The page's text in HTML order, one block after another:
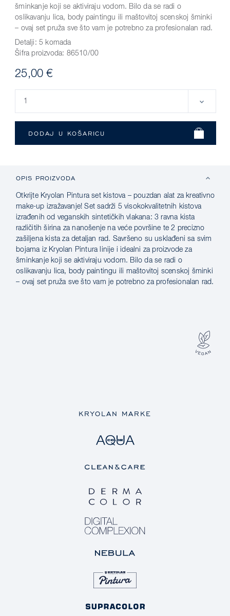
šminkanje koji se aktiviraju vodom. Bilo da se radi o
oslikavanju lica, body paintingu ili maštovitoj scenskoj šminki
– ovaj set pruža sve što vam je potrebno za profesionalan rad.
Detalji: 5 komada
Šifra proizvoda: 86510/00
25,00 €
OPIS PROIZVODA
Otkrijte Kryolan Pintura set kistova – pouzdan alat za kreativno
make-up izražavanje! Set sadrži 5 visokokvalitetnih kistova
izrađenih od veganskih sintetičkih vlakana: 3 ravna kista
različitih širina za nanošenje na veće površine te 2 precizno
zašiljena kista za detaljan rad. Savršeno su usklađeni sa svim
bojama iz Kryolan Pintura linije i idealni za proizvode za
šminkanje koji se aktiviraju vodom. Bilo da se radi o
oslikavanju lica, body paintingu ili maštovitoj scenskoj šminki
– ovaj set pruža sve što vam je potrebno za profesionalan rad.
KRYOLAN MARKE